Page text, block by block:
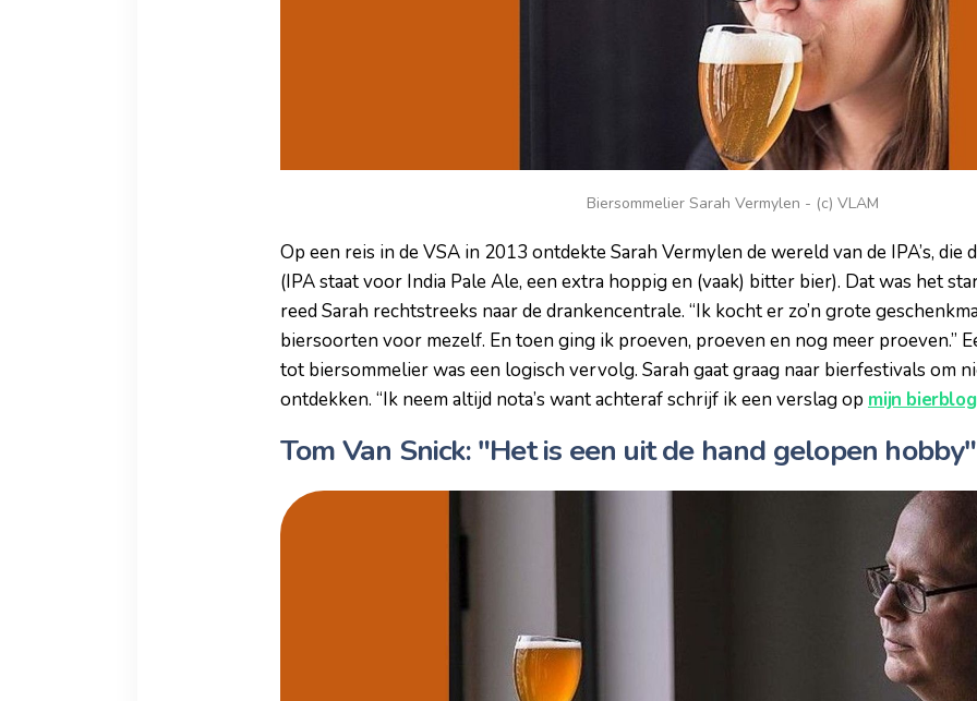
Biersommelier Sarah Vermylen - (c) VLAM
Op een reis in de VSA in 2013 ontdekte Sarah Vermylen de wereld van de IPA’s,
(IPA staat voor India Pale Ale, een extra hoppig en (vaak) bitter bier). Dat was het
reed Sarah rechtstreeks naar de drankencentrale. “Ik kocht er zo’n grote
biersoorten voor mezelf. En toen ging ik proeven, proeven en nog meer proeven.”
tot biersommelier was een logisch vervolg. Sarah gaat graag naar bierfestivals om
ontdekken. “Ik neem altijd nota’s want achteraf schrijf ik een verslag op mijn
Tom Van Snick: "Het is een uit de hand gelopen hobby"